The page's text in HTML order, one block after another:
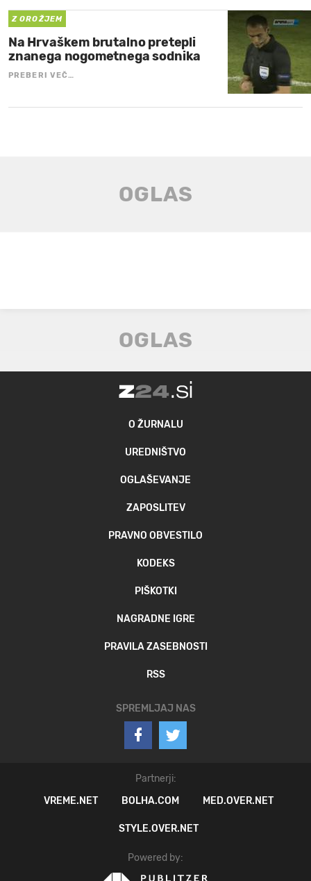
Z OROŽJEM
Na Hrvaškem brutalno pretepli
znanega nogometnega sodnika
PREBERI VEČ…
O ŽURNALU
UREDNIŠTVO
OGLAŠEVANJE
ZAPOSLITEV
PRAVNO OBVESTILO
KODEKS
PIŠKOTKI
NAGRADNE IGRE
PRAVILA ZASEBNOSTI
RSS
SPREMLJAJ NAS
Partnerji:
VREME.NET
BOLHA.COM MED.OVER.NET
STYLE.OVER.NET
Powered by: